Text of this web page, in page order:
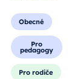
Obecné
Pro
pedagogy
Pro rodiče